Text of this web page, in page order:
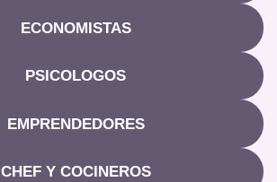
ECONOMISTAS
PSICOLOGOS
EMPRENDEDORES
CHEF Y COCINEROS